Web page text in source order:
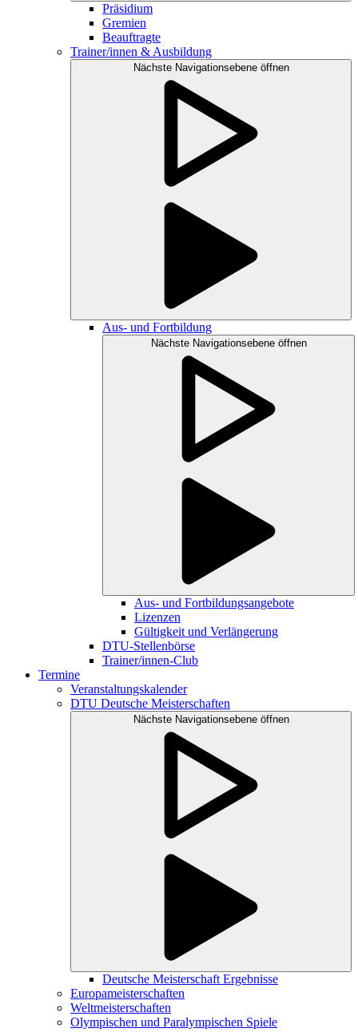
Präsidium
Gremien
Beauftragte
Trainer/innen & Ausbildung
Nächste Navigationsebene öffnen
Aus- und Fortbildung
Nächste Navigationsebene öffnen
Aus- und Fortbildungsangebote
Lizenzen
Gültigkeit und Verlängerung
DTU-Stellenbörse
Trainer/innen-Club
Termine
Veranstaltungskalender
DTU Deutsche Meisterschaften
Nächste Navigationsebene öffnen
Deutsche Meisterschaft Ergebnisse
Europameisterschaften
Weltmeisterschaften
Olympischen und Paralympischen Spiele